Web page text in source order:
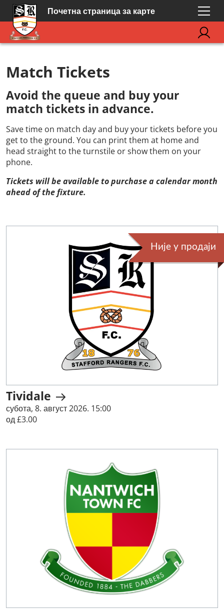
Почетна страница за карте
Match Tickets
Avoid the queue and buy your
match tickets in advance.
Save time on match day and buy your tickets before you
get to the ground. You can print them at home and
head straight to the turnstile or show them on your
phone.
Tickets will be available to purchase a calendar month
ahead of the fixture.
Није у продаји
Tividale
субота, 8. август 2026. 15:00
од £3.00